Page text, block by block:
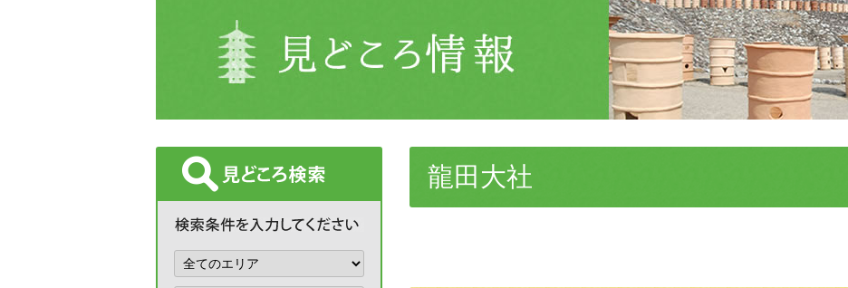
龍田大社